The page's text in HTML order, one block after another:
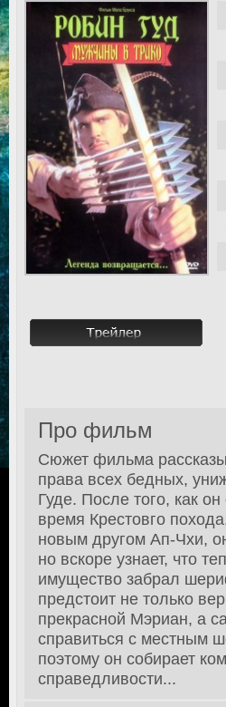
Про фильм
Сюжет фильма
права всех бедных,
Гуде. После того, как
время Крестовго
новым другом Ап-Чхи,
но вскоре узнает, что
имущество забрал
предстоит не только
прекрасной Мэриан, а
справиться с местным
поэтому он собирает
справедливости...